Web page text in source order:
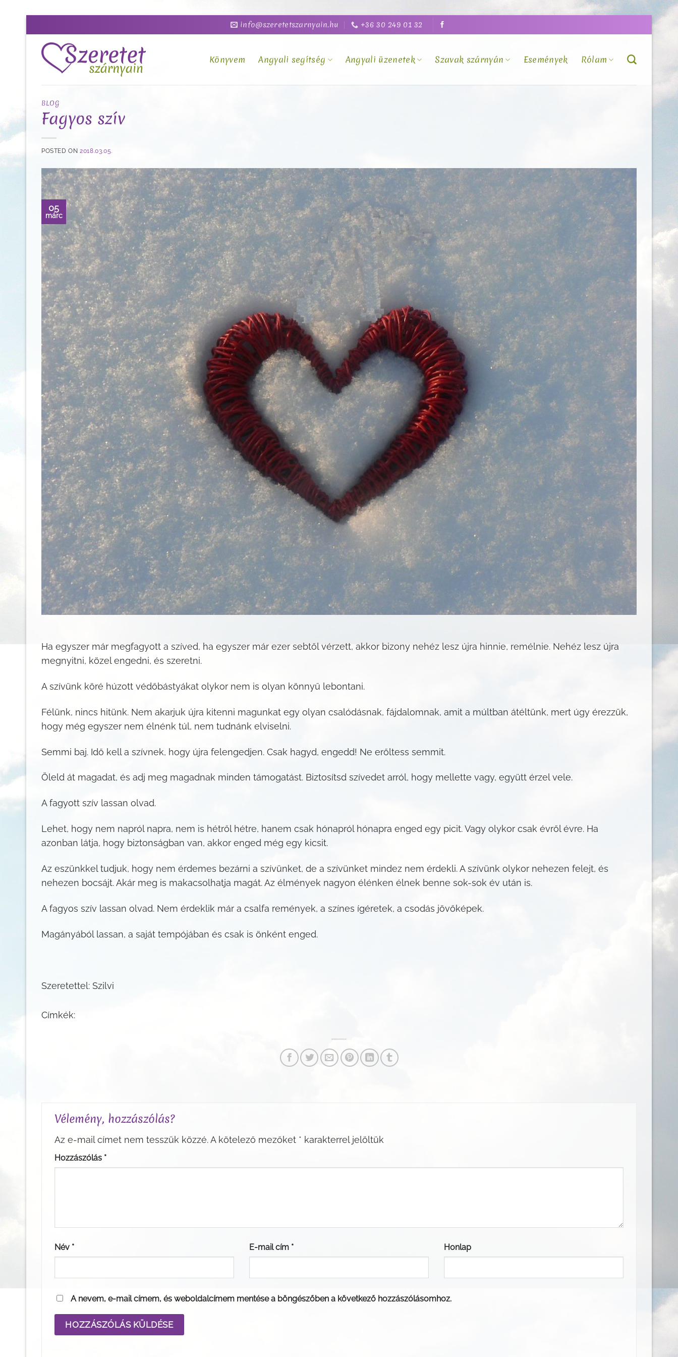
to
content
info@szeretetszarnyain.hu +36 30 249 01 32
Könyvem Angyali segítség Angyali üzenetek Szavak szárnyán Események Rólam
BLOG
Fagyos szív
POSTED ON2018.03.05.
05
márc
Ha egyszer már megfagyott a szíved, ha egyszer már ezer sebtől vérzett, akkor bizony nehéz lesz újra hinnie, remélnie. Nehéz lesz újra
megnyitni, közel engedni, és szeretni.
A szívünk köré húzott védőbástyákat olykor nem is olyan könnyű lebontani.
Félünk, nincs hitünk. Nem akarjuk újra kitenni magunkat egy olyan csalódásnak, fájdalomnak, amit a múltban átéltünk, mert úgy érezzük,
hogy még egyszer nem élnénk túl, nem tudnánk elviselni.
Semmi baj. Idő kell a szívnek, hogy újra felengedjen. Csak hagyd, engedd! Ne erőltess semmit.
Öleld át magadat, és adj meg magadnak minden támogatást. Biztosítsd szívedet arról, hogy mellette vagy, együtt érzel vele.
A fagyott szív lassan olvad.
Lehet, hogy nem napról napra, nem is hétről hétre, hanem csak hónapról hónapra enged egy picit. Vagy olykor csak évről évre. Ha
azonban látja, hogy biztonságban van, akkor enged még egy kicsit.
Az eszünkkel tudjuk, hogy nem érdemes bezárni a szívünket, de a szívünket mindez nem érdekli. A szívünk olykor nehezen felejt, és
nehezen bocsájt. Akár meg is makacsolhatja magát. Az élmények nagyon élénken élnek benne sok-sok év után is.
A fagyos szív lassan olvad. Nem érdeklik már a csalfa remények, a színes ígéretek, a csodás jövőképek.
Magányából lassan, a saját tempójában és csak is önként enged.
Szeretettel: Szilvi
Címkék:
Vélemény, hozzászólás?
Az e-mail címet nem tesszük közzé.A kötelező mezőket * karakterrel jelöltük
Hozzászólás *
Név * E-mail cím * Honlap
A nevem, e-mail címem, és weboldalcímem mentése a böngészőben a következő hozzászólásomhoz.